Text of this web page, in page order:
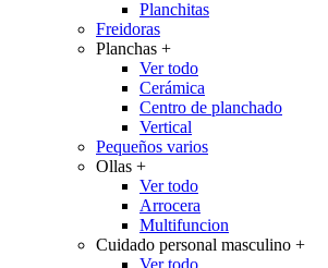
Planchitas
Freidoras
Planchas +
Ver todo
Cerámica
Centro de planchado
Vertical
Pequeños varios
Ollas +
Ver todo
Arrocera
Multifuncion
Cuidado personal masculino +
Ver todo